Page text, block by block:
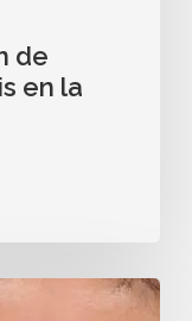
de
en la